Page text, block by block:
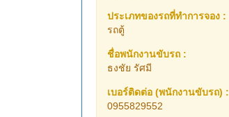
ประเภทของรถที่ทำการจอง :
รถตู้
ชื่อพนักงานขับรถ :
ธงชัย รัศมี
เบอร์ติดต่อ (พนักงานขับรถ) :
0955829552